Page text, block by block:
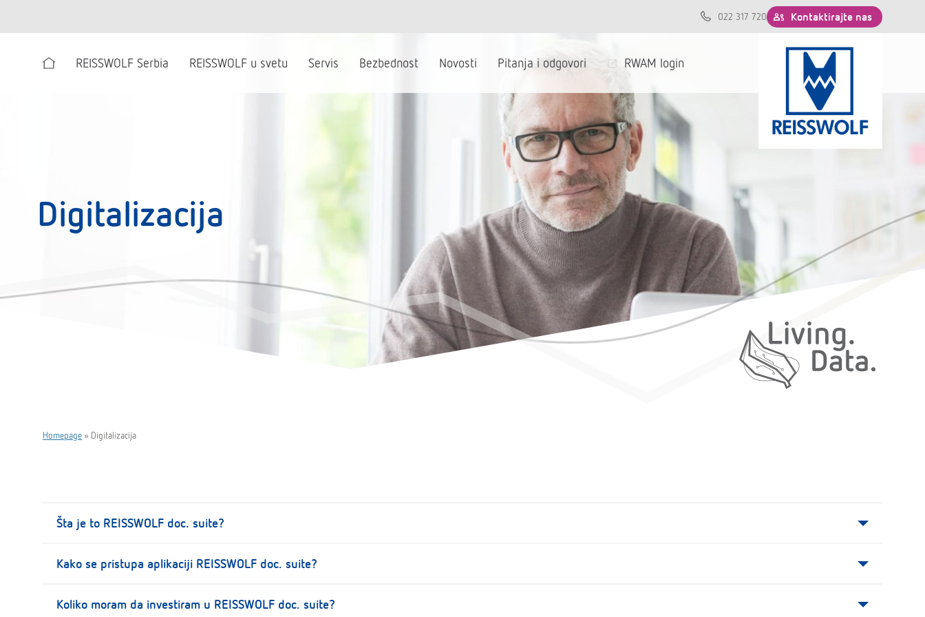
022 317 720 Kontaktirajte nas
Početna
REISSWOLF Serbia REISSWOLF u svetu Servis Bezbednost Novosti Pitanja i odgovori RWAM login
Digitalizacija
Living. Data.
Homepage » Digitalizacija
Šta je to REISSWOLF doc. suite?
word, excel…), da njima upravljate i da ih razmenjujete. Softver je dostupan čim pristupite internetu bez dodatnih instalacija i može se koristiti bilo gde.
Kako se pristupa aplikaciji REISSWOLF doc. suite?
tableta ili mobilnog telefona.
Koliko moram da investiram u REISSWOLF doc. suite?